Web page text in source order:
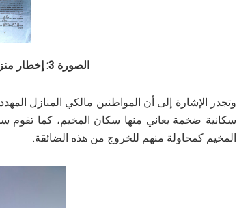
الصورة 3: إخطار منزل المواطن عبد الفتاح جوابرة
وتجدر الإشارة إلى أن المواطنين مالكي المنازل
سكانية ضخمة يعاني منها سكان المخيم، كما تقوم
المخيم كمحاولة منهم للخروج من هذه الضائقة.